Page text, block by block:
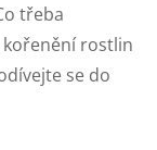
třeba
rostlin
se do